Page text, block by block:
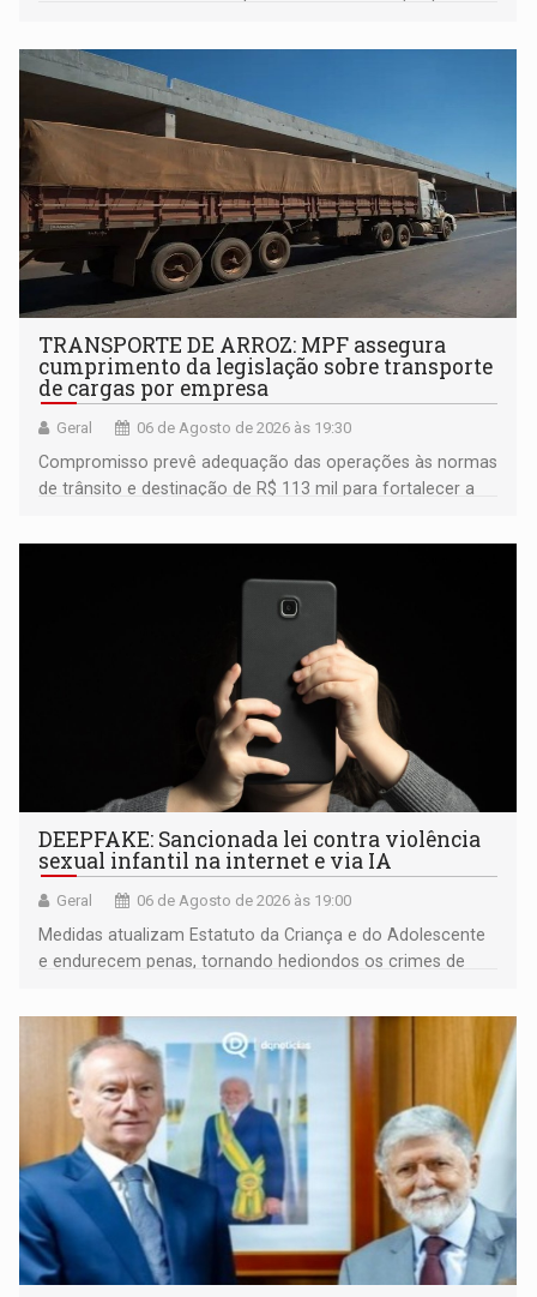
TRANSPORTE DE ARROZ: MPF assegura
cumprimento da legislação sobre transporte
de cargas por empresa
Geral 06 de Agosto de 2026 às 19:30
Compromisso prevê adequação das operações às normas
de trânsito e destinação de R$ 113 mil para fortalecer a
DEEPFAKE: Sancionada lei contra violência
sexual infantil na internet e via IA
Geral 06 de Agosto de 2026 às 19:00
Medidas atualizam Estatuto da Criança e do Adolescente
e endurecem penas, tornando hediondos os crimes de